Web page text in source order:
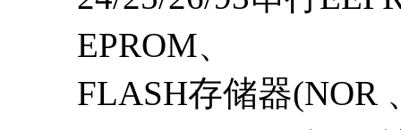
EPROM、
FLASH存储器(NOR